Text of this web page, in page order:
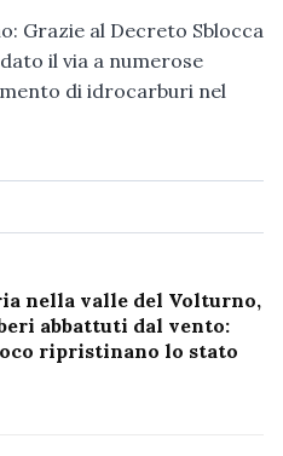
Grazie al Decreto Sblocca
il via a numerose
di idrocarburi nel
nella valle del Volturno,
abbattuti dal vento:
ripristinano lo stato